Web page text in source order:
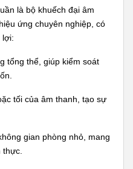
là bộ khuếch đại âm
ứng chuyên nghiệp, có
lợi:
tổng thể, giúp kiểm soát
tối của âm thanh, tạo sự
gian phòng nhỏ, mang
thực.